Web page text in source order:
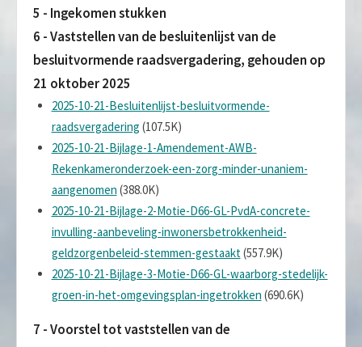
5 - Ingekomen stukken
6 - Vaststellen van de besluitenlijst van de
besluitvormende raadsvergadering, gehouden op
21 oktober 2025
2025-10-21-Besluitenlijst-besluitvormende-
raadsvergadering (107.5K)
2025-10-21-Bijlage-1-Amendement-AWB-
Rekenkameronderzoek-een-zorg-minder-unaniem-
aangenomen (388.0K)
2025-10-21-Bijlage-2-Motie-D66-GL-PvdA-concrete-
invulling-aanbeveling-inwonersbetrokkenheid-
geldzorgenbeleid-stemmen-gestaakt (557.9K)
2025-10-21-Bijlage-3-Motie-D66-GL-waarborg-stedelijk-
groen-in-het-omgevingsplan-ingetrokken (690.6K)
7 - Voorstel tot vaststellen van de